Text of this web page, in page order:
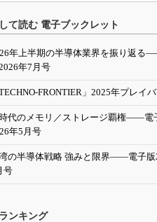
て読む 電子ブックレット
年上半期の半導体業界を振り返る
年7月号
TECHNO-FRONTIER」2025年プレイ
代のメモリ／ストレージ覇権――電
年5月号
の半導体戦略 強みと限界――電子版
号
ンキング